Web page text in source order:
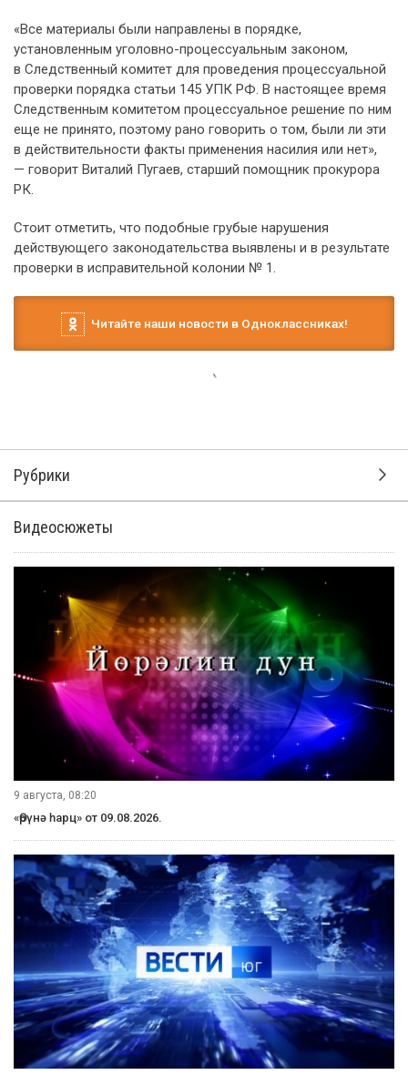
«Все материалы были направлены в порядке,
установленным уголовно-процессуальным законом,
в Следственный комитет для проведения процессуальной
проверки порядка статьи 145 УПК РФ. В настоящее время
Следственным комитетом процессуальное решение по ним
еще не принято, поэтому рано говорить о том, были ли эти
в действительности факты применения насилия или нет»,
— говорит Виталий Пугаев, старший помощник прокурора
РК.
Стоит отметить, что подобные грубые нарушения
действующего законодательства выявлены и в результате
проверки в исправительной колонии № 1.
Читайте наши новости в Одноклассниках!
Рубрики
Видеосюжеты
9 августа, 08:20
«Өрүнә һарц» от 09.08.2026.